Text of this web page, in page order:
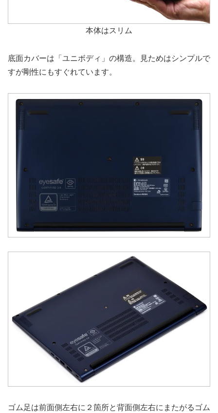
本体はスリム
底面カバーは「ユニボディ」の構造。見ためはシンプルで
すが剛性にもすぐれています。
ゴム足は前面側左右に２箇所と背面側左右にまたがるゴム